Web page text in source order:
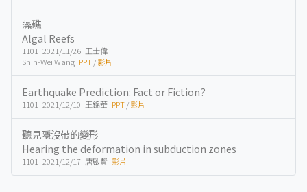
藻礁
Algal Reefs
1101 2021/11/26 王士偉
Shih-Wei Wang PPT/影片
Earthquake Prediction: Fact or Fiction?
1101 2021/12/10 王錦華 PPT/影片
聽見隱沒帶的變形
Hearing the deformation in subduction zones
1101 2021/12/17 唐啟賢 影片